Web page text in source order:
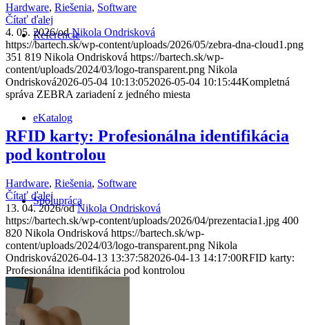
Referencie
eKatalog
Spolupráca
Kontakt
Hardware, Riešenia, Software
Čítať ďalej
4. 05. 2026/odNikola Ondrisková
https://bartech.sk/wp-content/uploads/2026/05/zebra-dna-cloud1.png
351 819 Nikola Ondrisková https://bartech.sk/wp-
content/uploads/2024/03/logo-transparent.png Nikola
Ondrisková2026-05-04 10:13:052026-05-04 10:15:44Kompletná
správa ZEBRA zariadení z jedného miesta
RFID karty: Profesionálna identifikácia
pod kontrolou
Hardware, Riešenia, Software
Čítať ďalej
13. 04. 2026/odNikola Ondrisková
https://bartech.sk/wp-content/uploads/2026/04/prezentacia1.jpg 400
820 Nikola Ondrisková https://bartech.sk/wp-
content/uploads/2024/03/logo-transparent.png Nikola
Ondrisková2026-04-13 13:37:582026-04-13 14:17:00RFID karty:
Profesionálna identifikácia pod kontrolou